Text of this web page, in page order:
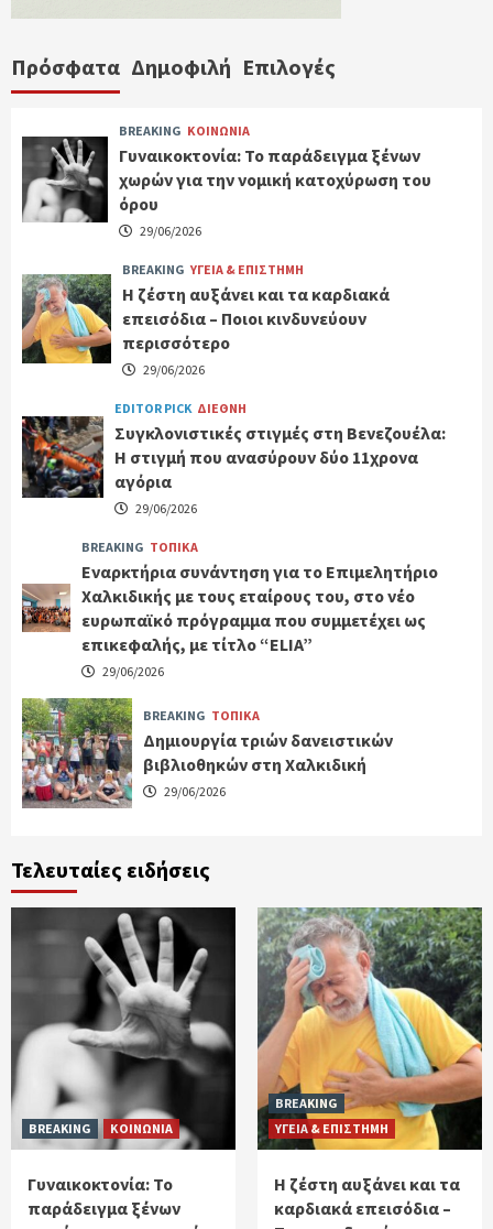
Πρόσφατα Δημοφιλή Επιλογές
BREAKING ΚΟΙΝΩΝΙΑ
Γυναικοκτονία: Το παράδειγμα ξένων
χωρών για την νομική κατοχύρωση του
όρου
29/06/2026
BREAKING ΥΓΕΙΑ & ΕΠΙΣΤΗΜΗ
Η ζέστη αυξάνει και τα καρδιακά
επεισόδια – Ποιοι κινδυνεύουν
περισσότερο
29/06/2026
EDITOR PICK ΔΙΕΘΝΗ
Συγκλονιστικές στιγμές στη Βενεζουέλα:
Η στιγμή που ανασύρουν δύο 11χρονα
αγόρια
29/06/2026
BREAKING ΤΟΠΙΚΑ
Εναρκτήρια συνάντηση για το Επιμελητήριο
Χαλκιδικής με τους εταίρους του, στο νέο
ευρωπαϊκό πρόγραμμα που συμμετέχει ως
επικεφαλής, με τίτλο “ELIA”
29/06/2026
BREAKING ΤΟΠΙΚΑ
Δημιουργία τριών δανειστικών
βιβλιοθηκών στη Χαλκιδική
29/06/2026
Τελευταίες ειδήσεις
BREAKING ΚΟΙΝΩΝΙΑ
Γυναικοκτονία: Το
παράδειγμα ξένων
BREAKING
ΥΓΕΙΑ & ΕΠΙΣΤΗΜΗ
Η ζέστη αυξάνει και τα
καρδιακά επεισόδια –